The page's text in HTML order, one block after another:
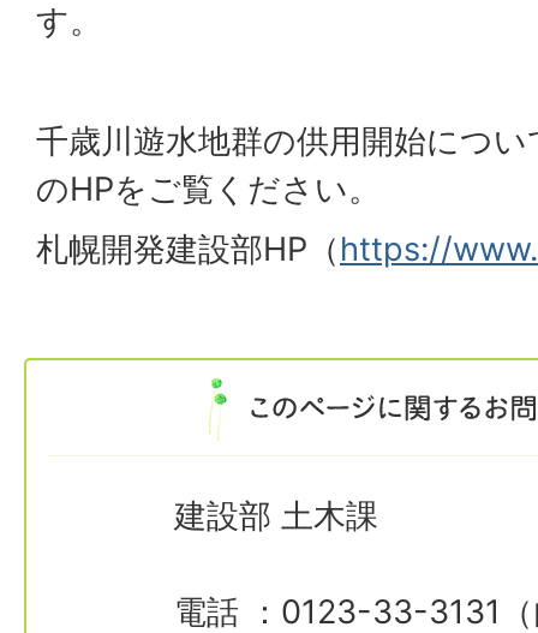
す。
千歳川遊水地群の供用開始につ
のHPをご覧ください。
札幌開発建設部HP（https://
建設部 土木課
電話 ：0123-33-3131